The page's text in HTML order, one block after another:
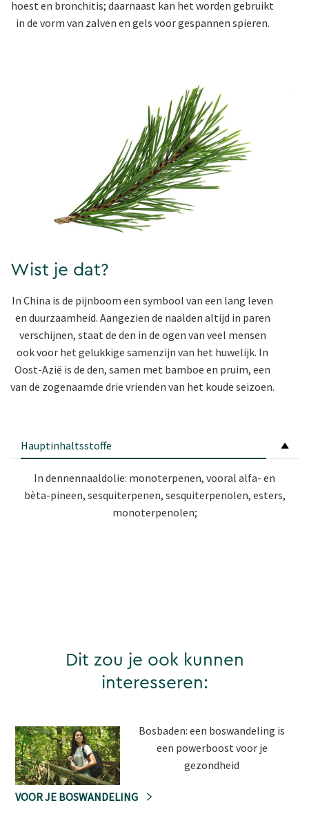
hoest en bronchitis; daarnaast kan het worden gebruikt
in de vorm van zalven en gels voor gespannen spieren.
Wist je dat?
In China is de pijnboom een symbool van een lang leven
en duurzaamheid. Aangezien de naalden altijd in paren
verschijnen, staat de den in de ogen van veel mensen
ook voor het gelukkige samenzijn van het huwelijk. In
Oost-Azië is de den, samen met bamboe en pruim, een
van de zogenaamde drie vrienden van het koude seizoen.
Hauptinhaltsstoffe
In dennennaaldolie: monoterpenen, vooral alfa- en
bèta-pineen, sesquiterpenen, sesquiterpenolen, esters,
monoterpenolen;
Dit zou je ook kunnen
interesseren:
Bosbaden: een boswandeling is
een powerboost voor je
gezondheid
VOOR JE BOSWANDELING